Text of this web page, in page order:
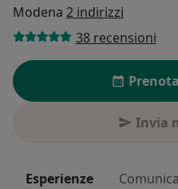
Modena 2 indirizzi
38 recensioni
Invia
Esperienze